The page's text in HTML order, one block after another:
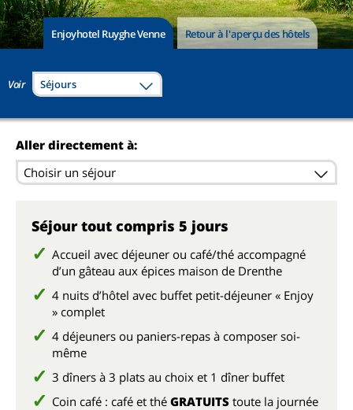
Enjoyhotel Ruyghe Venne Retour à l'aperçu des hôtels
Voir Séjours
Aller directement à:
Choisir un séjour
Séjour tout compris 5 jours
Accueil avec déjeuner ou café/thé accompagné
d’un gâteau aux épices maison de Drenthe
4 nuits d’hôtel avec buffet petit-déjeuner « Enjoy
» complet
4 déjeuners ou paniers-repas à composer soi-
même
3 dîners à 3 plats au choix et 1 dîner buffet
Coin café : café et thé GRATUITS toute la journée